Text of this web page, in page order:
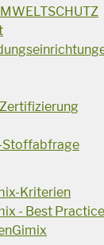
Stoffabfrage
Kriterien
- Best Practice